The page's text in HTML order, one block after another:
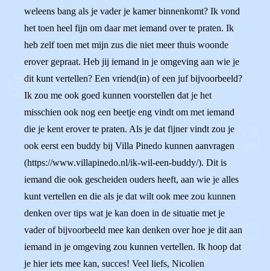
weleens bang als je vader je kamer binnenkomt? Ik vond
het toen heel fijn om daar met iemand over te praten. Ik
heb zelf toen met mijn zus die niet meer thuis woonde
erover gepraat. Heb jij iemand in je omgeving aan wie je
dit kunt vertellen? Een vriend(in) of een juf bijvoorbeeld?
Ik zou me ook goed kunnen voorstellen dat je het
misschien ook nog een beetje eng vindt om met iemand
die je kent erover te praten. Als je dat fijner vindt zou je
ook eerst een buddy bij Villa Pinedo kunnen aanvragen
(https://www.villapinedo.nl/ik-wil-een-buddy/). Dit is
iemand die ook gescheiden ouders heeft, aan wie je alles
kunt vertellen en die als je dat wilt ook mee zou kunnen
denken over tips wat je kan doen in de situatie met je
vader of bijvoorbeeld mee kan denken over hoe je dit aan
iemand in je omgeving zou kunnen vertellen. Ik hoop dat
je hier iets mee kan, succes! Veel liefs, Nicolien